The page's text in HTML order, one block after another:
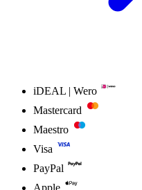
iDEAL | Wero
Mastercard
Maestro
Visa
PayPal
Apple